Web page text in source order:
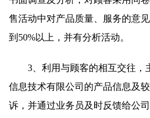
售活动中对产品质量、服务的意
到50%以上，并有分析活动。
3、利用与顾客的相互交往，
信息技术有限公司的产品信息及
诉，并通过业务员及时反馈给公